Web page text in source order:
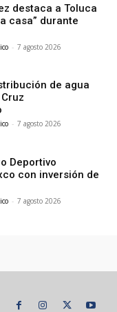
destaca a Toluca
casa” durante
- 7 agosto 2026
de agua
- 7 agosto 2026
Deportivo
con inversión de
- 7 agosto 2026